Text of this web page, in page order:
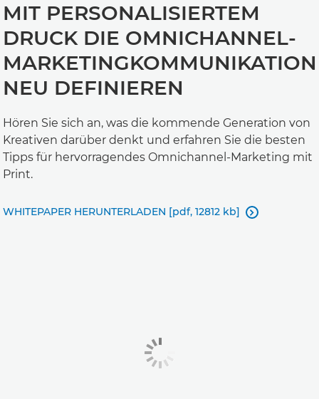
MIT PERSONALISIERTEM
DRUCK DIE OMNICHANNEL-
MARKETINGKOMMUNIKATION
NEU DEFINIEREN
Hören Sie sich an, was die kommende Generation von
Kreativen darüber denkt und erfahren Sie die besten
Tipps für hervorragendes Omnichannel-Marketing mit
Print.
WHITEPAPER HERUNTERLADEN [pdf, 12812 kb] 